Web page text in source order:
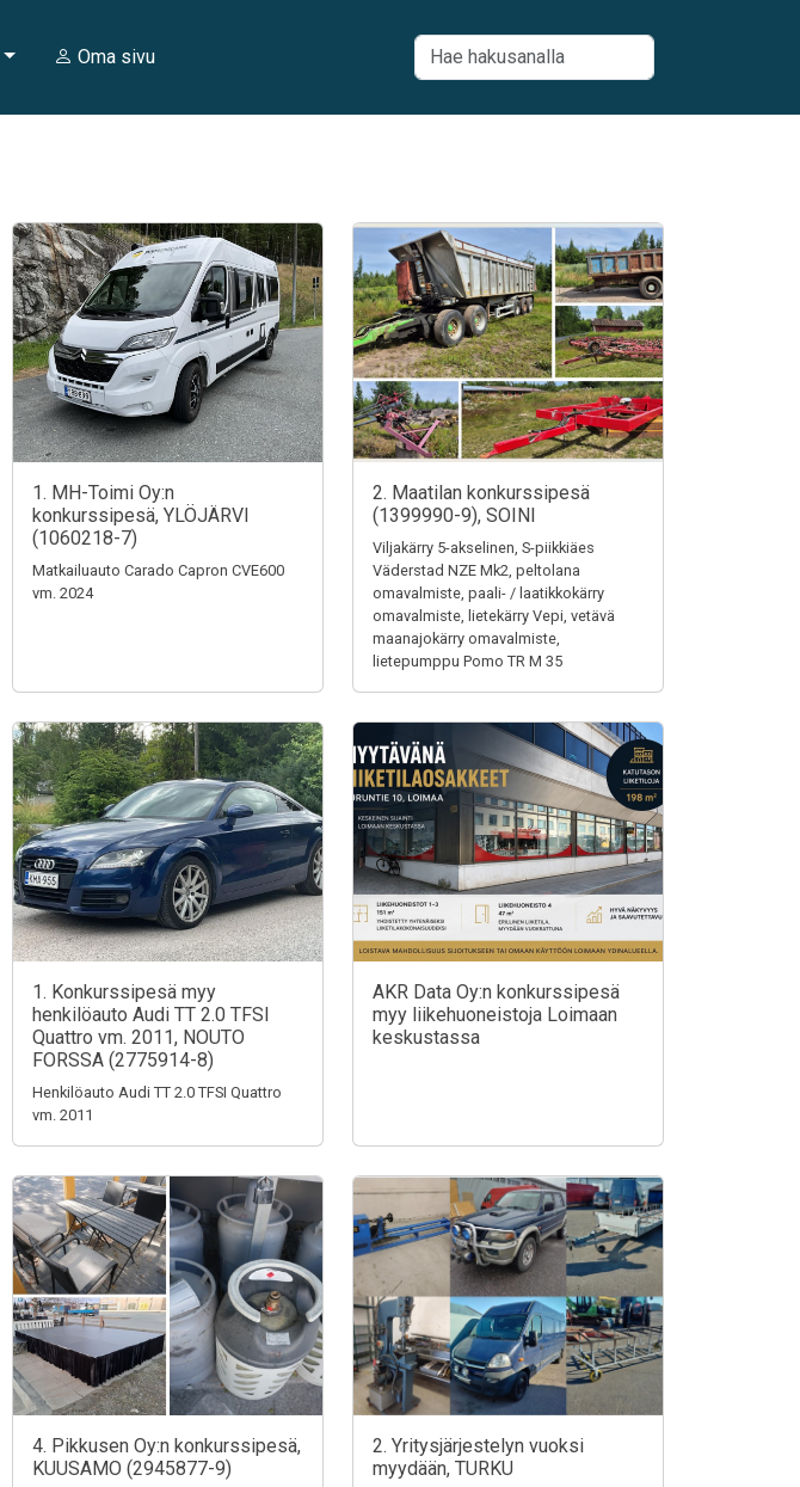
Oma sivu
1. MH-Toimi Oy:n
konkurssipesä, YLÖJÄRVI
(1060218-7)
Matkailuauto Carado Capron CVE600
vm. 2024
2. Maatilan konkurssipesä
(1399990-9), SOINI
Viljakärry 5-akselinen, S-piikkiäes
Väderstad NZE Mk2, peltolana
omavalmiste, paali- / laatikkokärry
omavalmiste, lietekärry Vepi, vetävä
maanajokärry omavalmiste,
lietepumppu Pomo TR M 35
1. Konkurssipesä myy
henkilöauto Audi TT 2.0 TFSI
Quattro vm. 2011, NOUTO
FORSSA (2775914-8)
Henkilöauto Audi TT 2.0 TFSI Quattro
vm. 2011
AKR Data Oy:n konkurssipesä
myy liikehuoneistoja Loimaan
keskustassa
4. Pikkusen Oy:n konkurssipesä,
KUUSAMO (2945877-9)
2. Yritysjärjestelyn vuoksi
myydään, TURKU